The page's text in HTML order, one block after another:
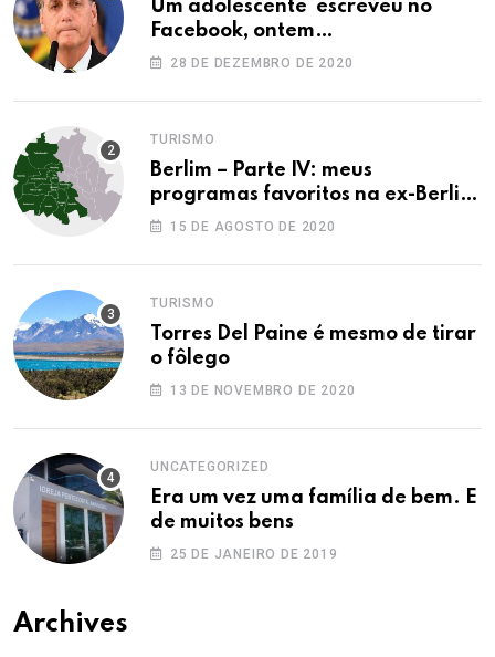
Um adolescente escreveu no
Facebook, ontem…
28 DE DEZEMBRO DE 2020
TURISMO
Berlim – Parte IV: meus
programas favoritos na ex-Berlim
Ocidental
15 DE AGOSTO DE 2020
TURISMO
Torres Del Paine é mesmo de tirar
o fôlego
13 DE NOVEMBRO DE 2020
UNCATEGORIZED
Era um vez uma família de bem. E
de muitos bens
25 DE JANEIRO DE 2019
Archives